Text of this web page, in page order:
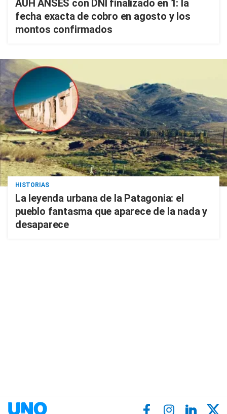
AUH ANSES con DNI finalizado en 1: la
fecha exacta de cobro en agosto y los
montos confirmados
HISTORIAS
La leyenda urbana de la Patagonia: el
pueblo fantasma que aparece de la nada y
desaparece